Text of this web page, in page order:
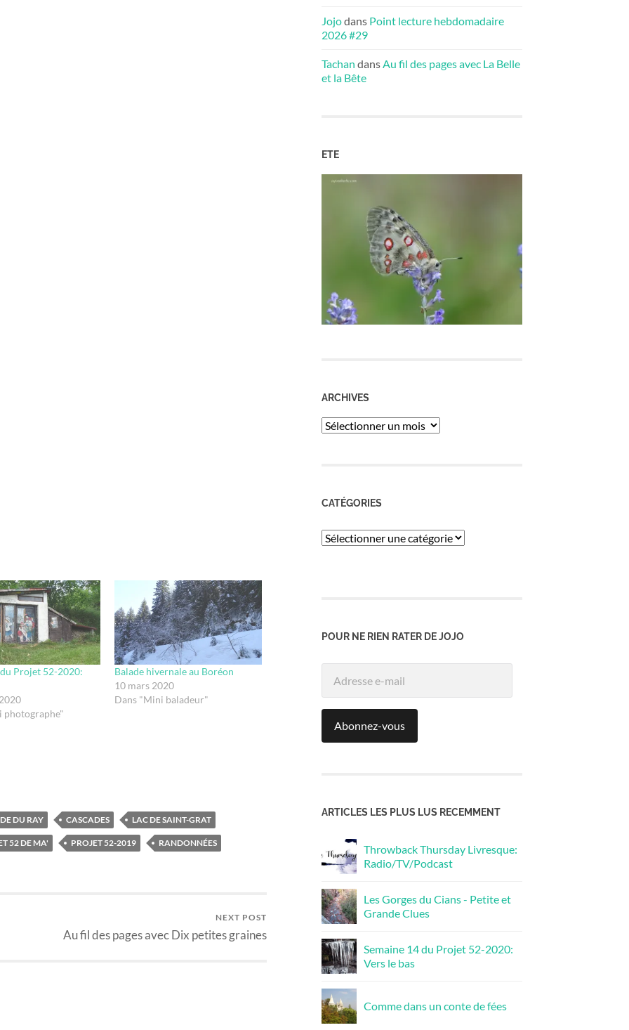
Projet 52-2020:
photographe"
Balade hivernale au Boréon
10 mars 2020
Dans "Mini baladeur"
DU RAY CASCADES LAC DE SAINT-GRAT
52 DE MA' PROJET 52-2019 RANDONNÉES
NEXT POST
Au fil des pages avec Dix petites graines
Jojodans Point lecture hebdomadaire
2026 #29
Tachan dansAu fil des pages avec La Belle
et la Bête
ETE
ARCHIVES
ARCHIVES
CATÉGORIES
Catégories
POUR NE RIEN RATER DE JOJO
Abonnez-vous
ARTICLES LES PLUS LUS RECEMMENT
Throwback Thursday Livresque:
Radio/TV/Podcast
Les Gorges du Cians - Petite et
Grande Clues
Semaine 14 du Projet 52-2020:
Vers le bas
Comme dans un conte de fées